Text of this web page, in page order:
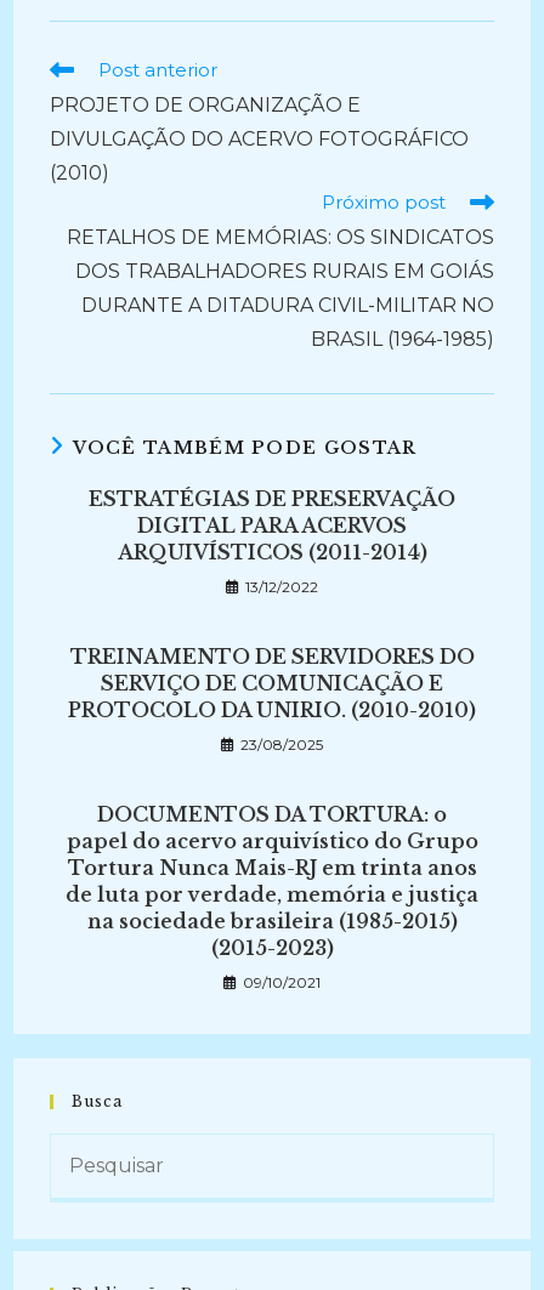
Ler
artigos
Post anterior
PROJETO DE ORGANIZAÇÃO E
DIVULGAÇÃO DO ACERVO FOTOGRÁFICO
(2010)
Próximo post
RETALHOS DE MEMÓRIAS: OS SINDICATOS
DOS TRABALHADORES RURAIS EM GOIÁS
DURANTE A DITADURA CIVIL-MILITAR NO
BRASIL (1964-1985)
VOCÊ TAMBÉM PODE GOSTAR
ESTRATÉGIAS DE PRESERVAÇÃO
DIGITAL PARA ACERVOS
ARQUIVÍSTICOS (2011-2014)
13/12/2022
TREINAMENTO DE SERVIDORES DO
SERVIÇO DE COMUNICAÇÃO E
PROTOCOLO DA UNIRIO. (2010-2010)
23/08/2025
DOCUMENTOS DA TORTURA: o
papel do acervo arquivístico do Grupo
Tortura Nunca Mais-RJ em trinta anos
de luta por verdade, memória e justiça
na sociedade brasileira (1985-2015)
(2015-2023)
09/10/2021
Busca